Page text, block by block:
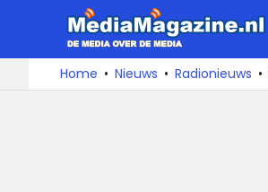
naar
De
media
over
Home Nieuws Radionieuws